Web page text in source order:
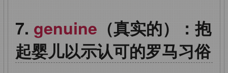
genuine （真实的）：抱
起婴儿以示认可的罗马习俗